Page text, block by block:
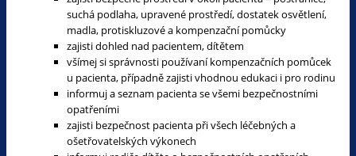
suchá podlaha, upravené prostředí, dostatek osvětlení,
madla, protiskluzové a kompenzační pomůcky
zajisti dohled nad pacientem, dítětem
všímej si správnosti používaní kompenzačních pomůcek
u pacienta, případně zajisti vhodnou edukaci i pro rodinu
informuj a seznam pacienta se všemi bezpečnostními
opatřeními
zajisti bezpečnost pacienta při všech léčebných a
ošetřovatelských výkonech